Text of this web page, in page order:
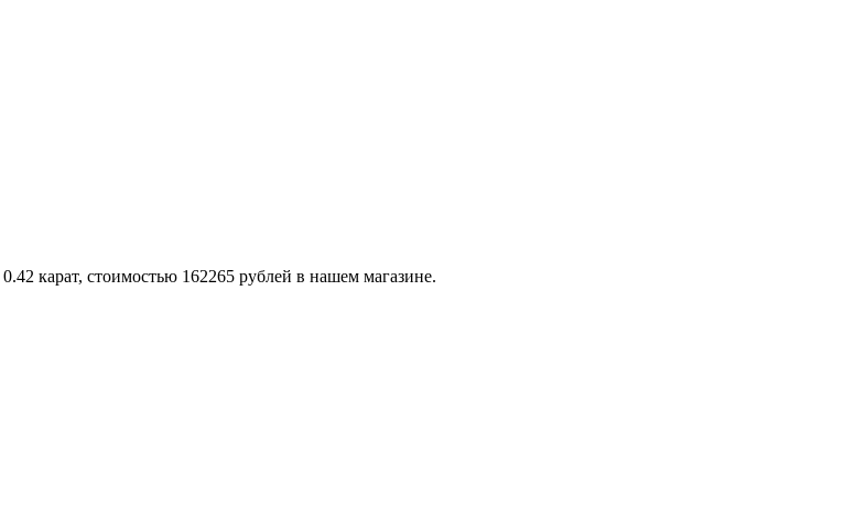
карат, стоимостью 162265 рублей в нашем магазине.